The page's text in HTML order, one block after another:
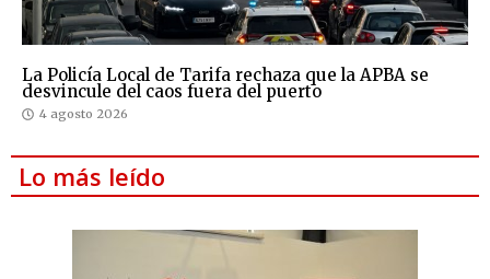
La Policía Local de Tarifa rechaza que la APBA se
desvincule del caos fuera del puerto
4 agosto 2026
Lo más leído